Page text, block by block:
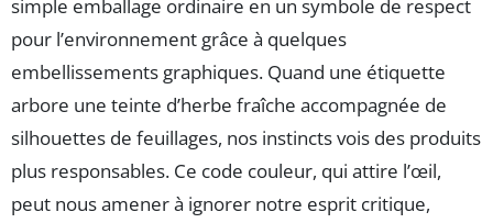
simple emballage ordinaire en un symbole de respect
pour l’environnement grâce à quelques
embellissements graphiques. Quand une étiquette
arbore une teinte d’herbe fraîche accompagnée de
silhouettes de feuillages, nos instincts vois des produits
plus responsables. Ce code couleur, qui attire l’œil,
peut nous amener à ignorer notre esprit critique,